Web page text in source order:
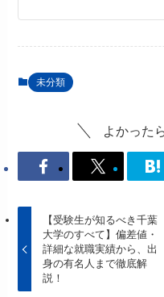
未分類
よかった
【受験生が知るべき千葉
大学のすべて】偏差値・
詳細な就職実績から、出
身の有名人まで徹底解
説！